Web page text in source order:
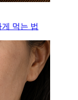
먹는 법